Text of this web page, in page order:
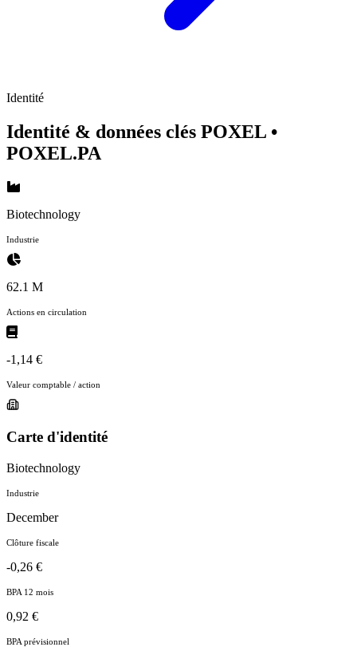
Identité
Identité & données clés POXEL •
POXEL.PA
Biotechnology
Industrie
62.1 M
Actions en circulation
-1,14 €
Valeur comptable / action
Carte d'identité
Biotechnology
Industrie
December
Clôture fiscale
-0,26 €
BPA 12 mois
0,92 €
BPA prévisionnel